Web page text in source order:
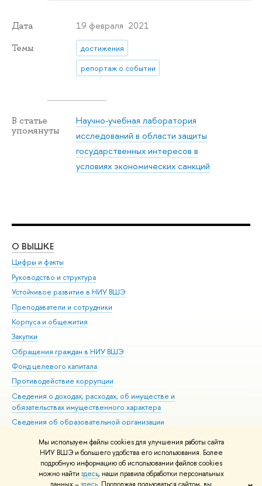
Мы используем файлы cookies для улучшения работы сайта
НИУ ВШЭ и большего удобства его использования. Более
подробную информацию об использовании файлов cookies
можно найти здесь, наши правила обработки персональных
Дата 19 февраля 2021
Темы
достижения
репортаж о событии
В статье
упомянуты
Научно-учебная лаборатория
исследований в области защиты
государственных интересов в
условиях экономических санкций
О ВЫШКЕ
Цифры и факты
Руководство и структура
Устойчивое развитие в НИУ ВШЭ
Преподаватели и сотрудники
Корпуса и общежития
Закупки
Обращения граждан в НИУ ВШЭ
Фонд целевого капитала
Противодействие коррупции
Сведения о доходах, расходах, об имуществе и
обязательствах имущественного характера
Сведения об образовательной организации
Людям с ограниченными возможностями здоровья
Единая платежная страница
Работа в Вышке